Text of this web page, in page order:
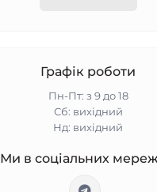
Графік роботи
Пн-Пт: з 9 до 18
Сб: вихідний
Нд: вихідний
Ми в соціальних